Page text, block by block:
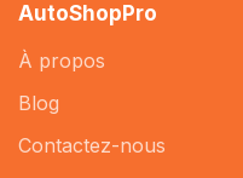
AutoShopPro
À propos
Blog
Contactez-nous